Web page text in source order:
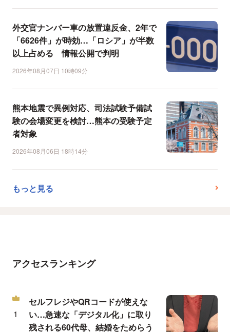
外交官ナンバー車の放置違反金、2年で
「6626件」が時効…「ロシア」が半数
以上占める 情報公開で判明
2026年08月07日 10時09分
熊本地震で異例対応、司法試験予備試
験の会場変更を検討…熊本の受験予定
者対象
2026年08月06日 18時14分
もっと見る
アクセスランキング
セルフレジやQRコードが使えな
い…急速な「デジタル化」に取り
残される60代母、結婚をためらう